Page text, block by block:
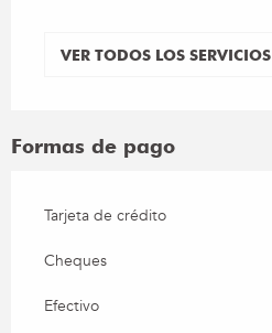
VER TODOS LOS SERVICIOS
Formas de pago
Tarjeta de crédito
Cheques
Efectivo